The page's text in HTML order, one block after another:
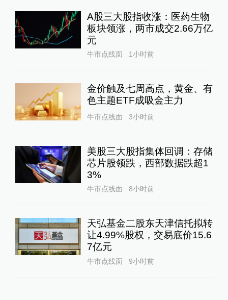
A股三大股指收涨：医药生物
板块领涨，两市成交2.66万亿
元
牛市点线面 1小时前
金价触及七周高点，黄金、有
色主题ETF成吸金主力
牛市点线面 3小时前
美股三大股指集体回调：存储
芯片股领跌，西部数据跌超1
3%
牛市点线面 8小时前
天弘基金二股东天津信托拟转
让4.99%股权，交易底价15.6
7亿元
牛市点线面 9小时前